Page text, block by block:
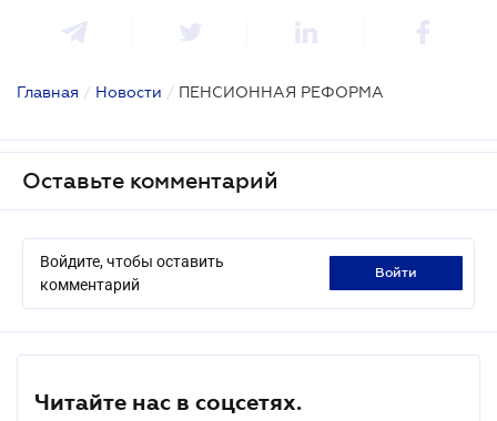
Главная / Новости / ПЕНСИОННАЯ РЕФОРМА
Оставьте комментарий
Войдите, чтобы оставить
комментарий
войти
Читайте нас в соцсетях.